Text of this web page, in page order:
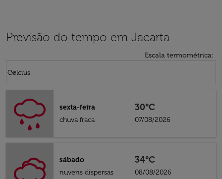
Previsão do tempo em Jacarta
Escala termométrica:
Celcius
keyboard_arrow_down
sexta-feira
chuva fraca
30°C
07/08/2026
sábado
nuvens dispersas
34°C
08/08/2026